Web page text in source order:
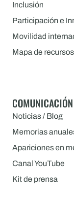
Inclusión
Participación e
Movilidad
Mapa de
COMUNICACIÓN
Noticias / Blog
Memorias
Apariciones en
Canal YouTube
Kit de prensa